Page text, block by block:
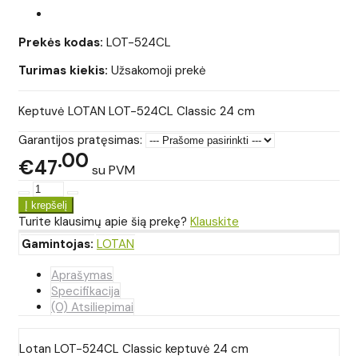
Prekės kodas: LOT-524CL
Turimas kiekis: Užsakomoji prekė
Keptuvė LOTAN LOT-524CL Classic 24 cm
Garantijos pratęsimas:
€47 00 su PVM
Turite klausimų apie šią prekę? Klauskite
Gamintojas: LOTAN
Aprašymas
Specifikacija
(0) Atsiliepimai
Lotan LOT-524CL Classic keptuvė 24 cm